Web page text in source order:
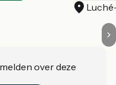
over deze